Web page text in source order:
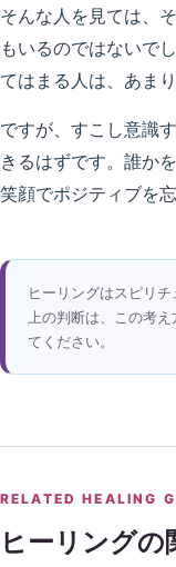
そんな人を見ては、
もいるのではないで
てはまる人は、あま
ですが、すこし意識
きるはずです。誰か
笑顔でポジティブを
ヒーリングはスピリ
上の判断は、この考
てください。
RELATED HEALING
ヒーリングの